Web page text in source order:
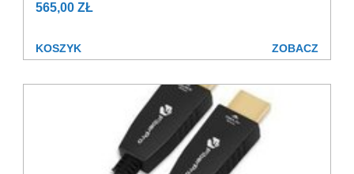
565,00 ZŁ
KOSZYK ZOBACZ